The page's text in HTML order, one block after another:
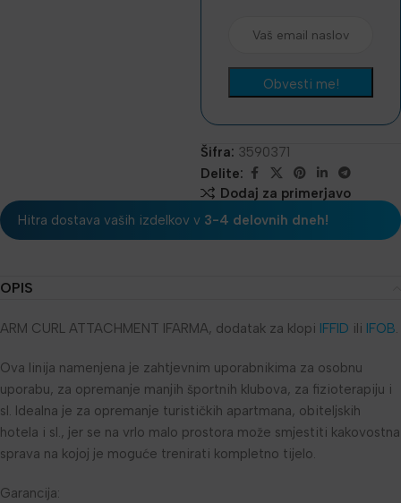
Šifra: 3590371
Delite:
Dodaj za primerjavo
Hitra dostava vaših izdelkov v 3-4 delovnih dneh!
OPIS
ARM CURL ATTACHMENT IFARMA, dodatak za klopi IFFID ili IFOB.
Ova linija namenjena je zahtjevnim uporabnikima za osobnu
uporabu, za opremanje manjih športnih klubova, za fizioterapiju i
sl. Idealna je za opremanje turističkih apartmana, obiteljskih
hotela i sl., jer se na vrlo malo prostora može smjestiti kakovostna
sprava na kojoj je moguće trenirati kompletno tijelo.
Garancija: